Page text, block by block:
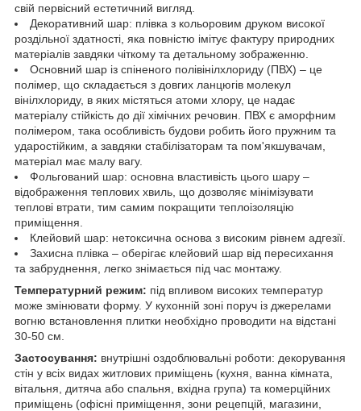
свій первісний естетичний вигляд.
Декоративний шар: плівка з кольоровим друком високої
роздільної здатності, яка повністю імітує фактуру природних
матеріалів завдяки чіткому та детальному зображенню.
Основний шар із спіненого полівінілхлориду (ПВХ) – це
полімер, що складається з довгих ланцюгів молекул
вінілхлориду, в яких містяться атоми хлору, це надає
матеріалу стійкість до дії хімічних речовин. ПВХ є аморфним
полімером, така особливість будови робить його пружним та
ударостійким, а завдяки стабілізаторам та пом'якшувачам,
матеріал має малу вагу.
Фольгований шар: основна властивість цього шару –
відображення теплових хвиль, що дозволяє мінімізувати
теплові втрати, тим самим покращити теплоізоляцію
приміщення.
Клейовий шар: нетоксична основа з високим рівнем адгезії.
Захисна плівка – оберігає клейовий шар від пересихання
та забруднення, легко знімається під час монтажу.
Температурний режим: під впливом високих температур
може змінювати форму. У кухонній зоні поруч із джерелами
вогню встановлення плитки необхідно проводити на відстані
30-50 см.
Застосування: внутрішні оздоблювальні роботи: декорування
стін у всіх видах житлових приміщень (кухня, ванна кімната,
вітальня, дитяча або спальня, вхідна група) та комерційних
приміщень (офісні приміщення, зони рецепцій, магазини,